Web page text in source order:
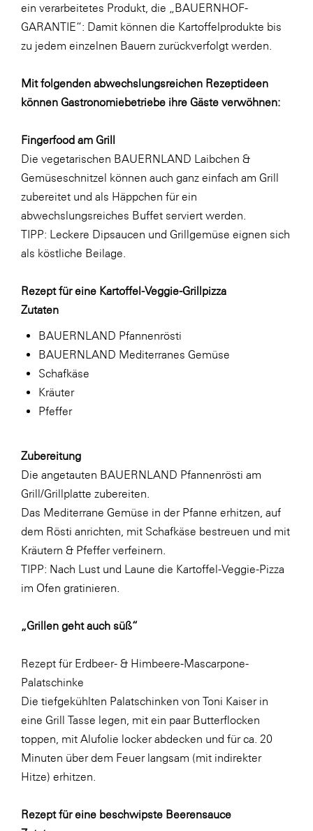
SPIEGLTEC
STIHL Tirol
TAG GmbH
Verband Druck Medien Österreich
Wirtschaftskammer Salzburg
WKS Fachgruppe Fahrzeughandel und
Fahrzeugtechnik
WKS Fachgruppe Finanzdienstleister
WK UBIT
Media
ein verarbeitetes Produkt, die „BAUERNHOF-
GARANTIE“: Damit können die Kartoffelprodukte bis
zu jedem einzelnen Bauern zurückverfolgt werden.
Mit folgenden abwechslungsreichen Rezeptideen
können Gastronomiebetriebe ihre Gäste verwöhnen:
Fingerfood am Grill
Die vegetarischen BAUERNLAND Laibchen &
Gemüseschnitzel können auch ganz einfach am Grill
zubereitet und als Häppchen für ein
abwechslungsreiches Buffet serviert werden.
TIPP: Leckere Dipsaucen und Grillgemüse eignen sich
als köstliche Beilage.
Rezept für eine Kartoffel-Veggie-Grillpizza
Zutaten
BAUERNLAND Pfannenrösti
BAUERNLAND Mediterranes Gemüse
Schafkäse
Kräuter
Pfeffer
Zubereitung
Die angetauten BAUERNLAND Pfannenrösti am
Grill/Grillplatte zubereiten.
Das Mediterrane Gemüse in der Pfanne erhitzen, auf
dem Rösti anrichten, mit Schafkäse bestreuen und mit
Kräutern & Pfeffer verfeinern.
TIPP: Nach Lust und Laune die Kartoffel-Veggie-Pizza
im Ofen gratinieren.
„Grillen geht auch süß“
Rezept für Erdbeer- & Himbeere-Mascarpone-
Palatschinke
Die tiefgekühlten Palatschinken von Toni Kaiser in
eine Grill Tasse legen, mit ein paar Butterflocken
toppen, mit Alufolie locker abdecken und für ca. 20
Minuten über dem Feuer langsam (mit indirekter
Hitze) erhitzen.
Rezept für eine beschwipste Beerensauce